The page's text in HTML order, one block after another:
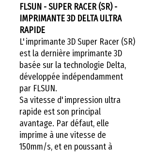
FLSUN - SUPER RACER (SR) -
IMPRIMANTE 3D DELTA ULTRA
RAPIDE
L'imprimante 3D Super Racer (SR)
est la dernière imprimante 3D
basée sur la technologie Delta,
développée indépendamment
par FLSUN.
Sa vitesse d'impression ultra
rapide est son principal
avantage. Par défaut, elle
imprime à une vitesse de
150mm/s, et en poussant à